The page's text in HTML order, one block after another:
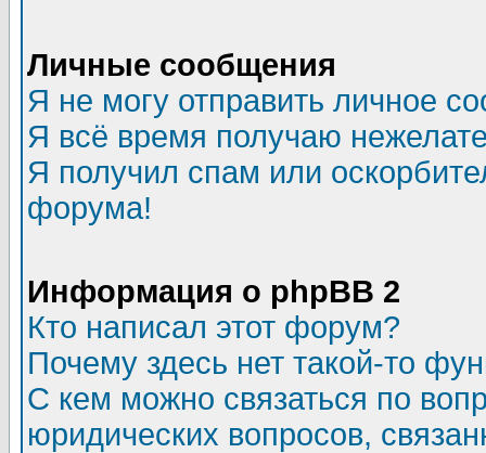
Личные сообщения
Я не могу отправить личное
Я всё время получаю
Я получил спам или
форума!
Информация о phpBB 2
Кто написал этот форум?
Почему здесь нет такой-то
С кем можно связаться по
юридических вопросов,